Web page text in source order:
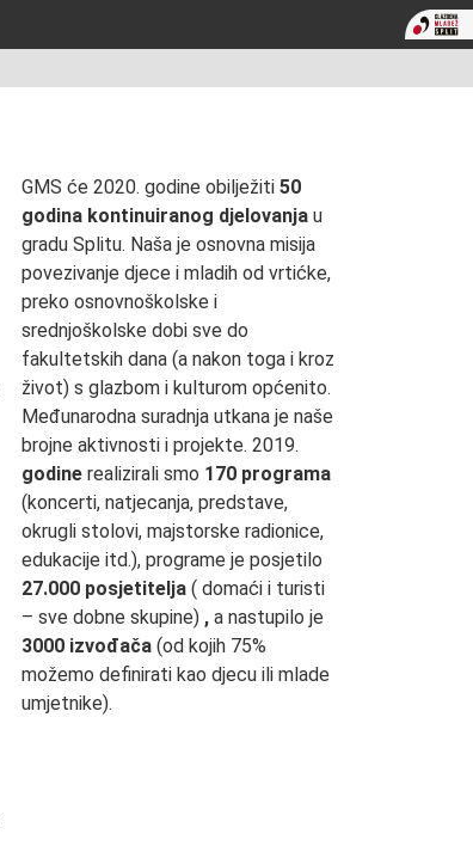
GMS će 2020. godine obilježiti 50
godina kontinuiranog djelovanja u
gradu Splitu. Naša je osnovna misija
povezivanje djece i mladih od vrtićke,
preko osnovnoškolske i
srednjoškolske dobi sve do
fakultetskih dana (a nakon toga i kroz
život) s glazbom i kulturom općenito.
Međunarodna suradnja utkana je naše
brojne aktivnosti i projekte. 2019.
godine realizirali smo 170 programa
(koncerti, natjecanja, predstave,
okrugli stolovi, majstorske radionice,
edukacije itd.), programe je posjetilo
27.000 posjetitelja ( domaći i turisti
– sve dobne skupine) , a nastupilo je
3000 izvođača (od kojih 75%
možemo definirati kao djecu ili mlade
umjetnike).